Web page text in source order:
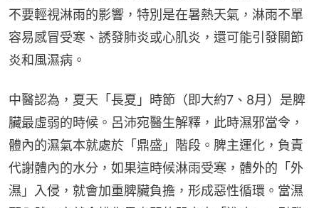
不要輕視淋雨的影響，特別是在暑熱天氣，淋雨不單
容易感冒受寒、誘發肺炎或心肌炎，還可能引發關節
炎和風濕病。
中醫認為，夏天「長夏」時節（即大約7、8月）是脾
臟最虛弱的時候。呂沛宛醫生解釋，此時濕邪當令，
體內的濕氣本就處於「鼎盛」階段。脾主運化，負責
代謝體內的水分，如果這時候淋雨受寒，體外的「外
濕」入侵，就會加重脾臟負擔，形成惡性循環。當濕